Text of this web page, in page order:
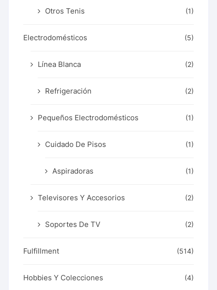
Otros Tenis (1)
Electrodomésticos (5)
Línea Blanca (2)
Refrigeración (2)
Pequeños Electrodomésticos (1)
Cuidado De Pisos (1)
Aspiradoras (1)
Televisores Y Accesorios (2)
Soportes De TV (2)
Fulfillment (514)
Hobbies Y Colecciones (4)